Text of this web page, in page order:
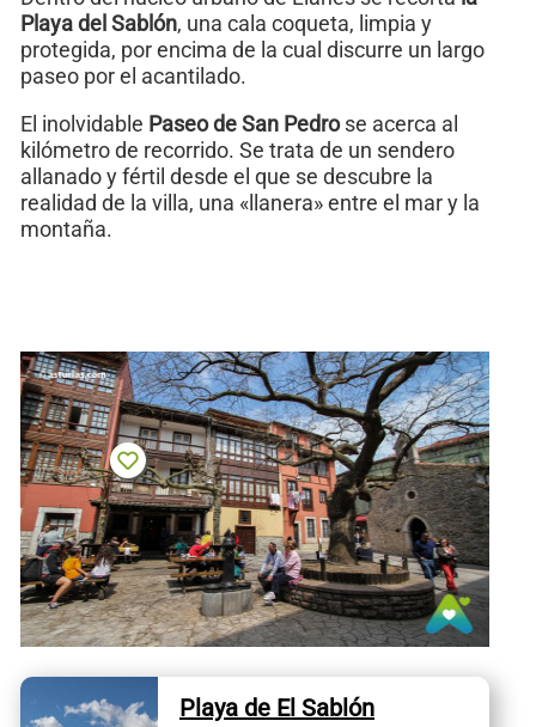
Playa del Sablón, una cala coqueta, limpia y
protegida, por encima de la cual discurre un largo
paseo por el acantilado.
El inolvidable Paseo de San Pedrose acerca al
kilómetro de recorrido. Se trata de un sendero
allanado y fértil desde el que se descubre la
realidad de la villa, una «llanera» entre el mar y la
montaña.
Playa de El Sablón